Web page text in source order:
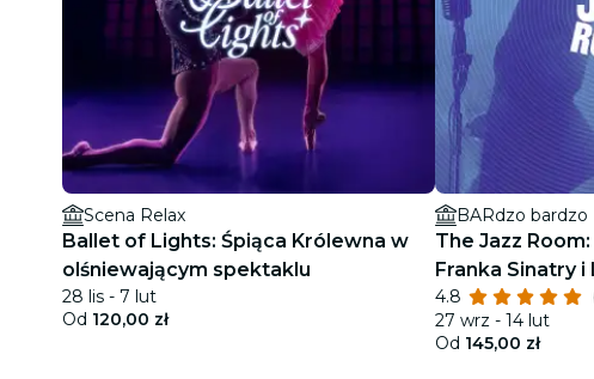
Scena Relax
Ballet of Lights: Śpiąca Królewna w
olśniewającym spektaklu
28 lis - 7 lut
Od 120,00 zł
BARdzo bardzo
The Jazz
Franka Sinatry
4.8
27 wrz - 14 lut
Od 145,00 zł